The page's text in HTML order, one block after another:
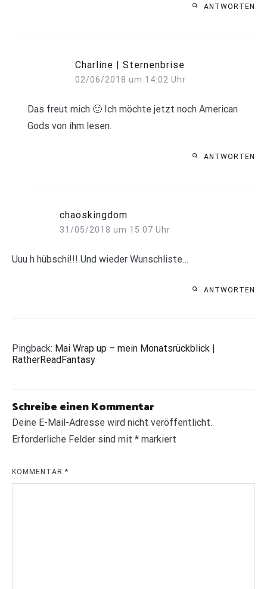
ANTWORTEN
Charline | Sternenbrise
02/06/2018 um 14:02 Uhr
Das freut mich 🙂 Ich möchte jetzt noch American
Gods von ihm lesen.
ANTWORTEN
chaoskingdom
31/05/2018 um 15:07 Uhr
Uuu h hübschi!!! Und wieder Wunschliste…
ANTWORTEN
Pingback: Mai Wrap up – mein Monatsrückblick |
RatherReadFantasy
Schreibe einen Kommentar
Deine E-Mail-Adresse wird nicht veröffentlicht.
Erforderliche Felder sind mit * markiert
KOMMENTAR *